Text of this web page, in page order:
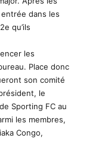
dans les
qu’ils
les
Place donc
son comité
le
Sporting FC au
les membres,
Congo,